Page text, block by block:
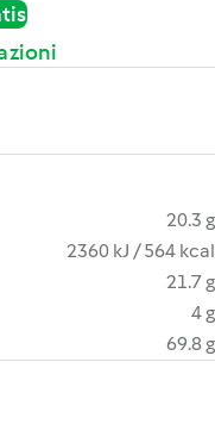
20.3 g
2360 kJ / 564 kcal
21.7 g
4 g
69.8 g